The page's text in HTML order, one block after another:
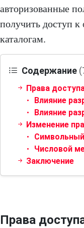
авторизованные
получить доступ
каталогам.
Содержание
Права
Влияние
Влияние
Изменение
Числовой
Заключение
Права